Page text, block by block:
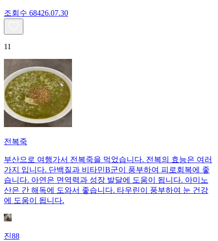
조회수 68426.07.30
11
전복죽
부산으로 여행가서 전복죽을 먹었습니다. 전복의 효능은 여러
가지 입니다. 단백질과 비타민B군이 풍부하여 피로회복에 좋
습니다. 아연은 면역력과 성장 발달에 도움이 됩니다. 아미노
산은 간 해독에 도와서 좋습니다. 타우린이 풍부하여 눈 건강
에 도움이 됩니다.
진88